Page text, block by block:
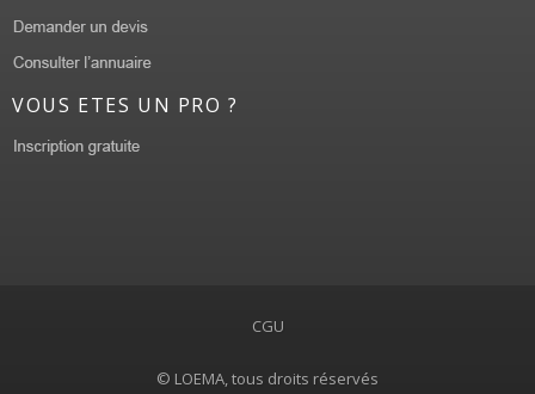
VOUS ETES UN PRO ?
CGU
© LOEMA, tous droits réservés